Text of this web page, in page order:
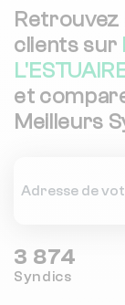
Retrouvez
clients sur
et
Meilleurs
3 874
Syndics